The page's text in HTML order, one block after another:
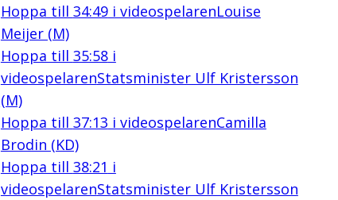
Hoppa till 34:49i videospelarenLouise
Meijer (M)
Hoppa till 35:58i
videospelarenStatsminister Ulf Kristersson
(M)
Hoppa till 37:13 i videospelarenCamilla
Brodin (KD)
Hoppa till 38:21 i
videospelarenStatsminister Ulf Kristersson